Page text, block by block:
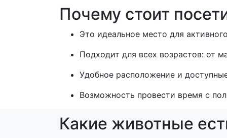
Почему стоит
Это идеальное место для
Подходит для всех возрастов: от
Удобное расположение и
Возможность провести время с
Какие животные